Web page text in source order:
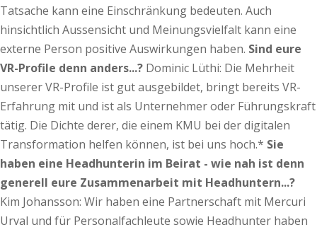
Tatsache kann eine Einschränkung bedeuten. Auch
hinsichtlich Aussensicht und Meinungsvielfalt kann eine
externe Person positive Auswirkungen haben. Sind eure
VR-Profile denn anders...? Dominic Lüthi: Die Mehrheit
unserer VR-Profile ist gut ausgebildet, bringt bereits VR-
Erfahrung mit und ist als Unternehmer oder Führungskraft
tätig. Die Dichte derer, die einem KMU bei der digitalen
Transformation helfen können, ist bei uns hoch.* Sie
haben eine Headhunterin im Beirat - wie nah ist denn
generell eure Zusammenarbeit mit Headhuntern...?
Kim Johansson: Wir haben eine Partnerschaft mit Mercuri
Urval und für Personalfachleute sowie Headhunter haben